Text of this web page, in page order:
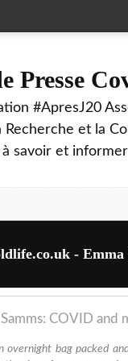
Presse
#ApresJ20
Recherche et
savoir et informer
-
Samms: COVID and
overnight bag packed